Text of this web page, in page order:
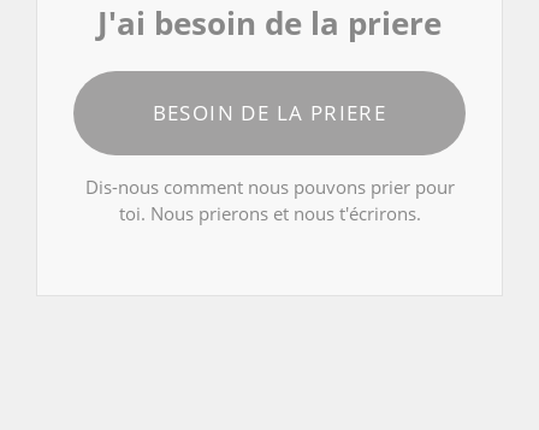
J'ai besoin de la priere
BESOIN DE LA PRIERE
Dis-nous comment nous pouvons prier pour
toi. Nous prierons et nous t'écrirons.